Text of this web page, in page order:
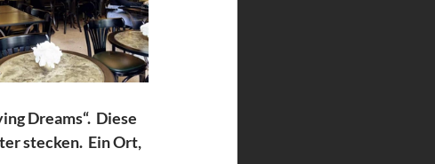
Dreams“.  Diese
stecken.  Ein Ort,